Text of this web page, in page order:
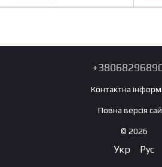
Контактна
Повна версія
© 2026
Укр Рус